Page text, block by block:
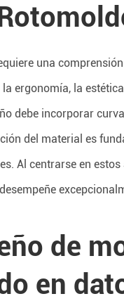
una
la ergonomía, la
debe incorporar
del material es
Al centrarse en
de
en